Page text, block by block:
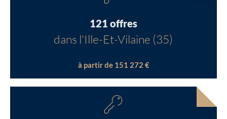
121 offres
dans l'Ille-Et-Vilaine (35)
à partir de 151 272 €